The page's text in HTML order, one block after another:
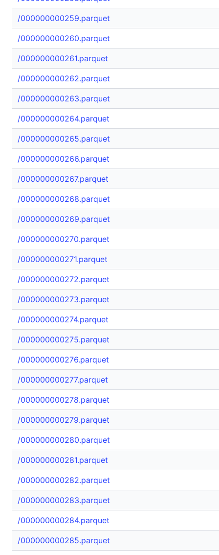
/000000000259.parquet
/000000000260.parquet
/000000000261.parquet
/000000000262.parquet
/000000000263.parquet
/000000000264.parquet
/000000000265.parquet
/000000000266.parquet
/000000000267.parquet
/000000000268.parquet
/000000000269.parquet
/000000000270.parquet
/000000000271.parquet
/000000000272.parquet
/000000000273.parquet
/000000000274.parquet
/000000000275.parquet
/000000000276.parquet
/000000000277.parquet
/000000000278.parquet
/000000000279.parquet
/000000000280.parquet
/000000000281.parquet
/000000000282.parquet
/000000000283.parquet
/000000000284.parquet
/000000000285.parquet